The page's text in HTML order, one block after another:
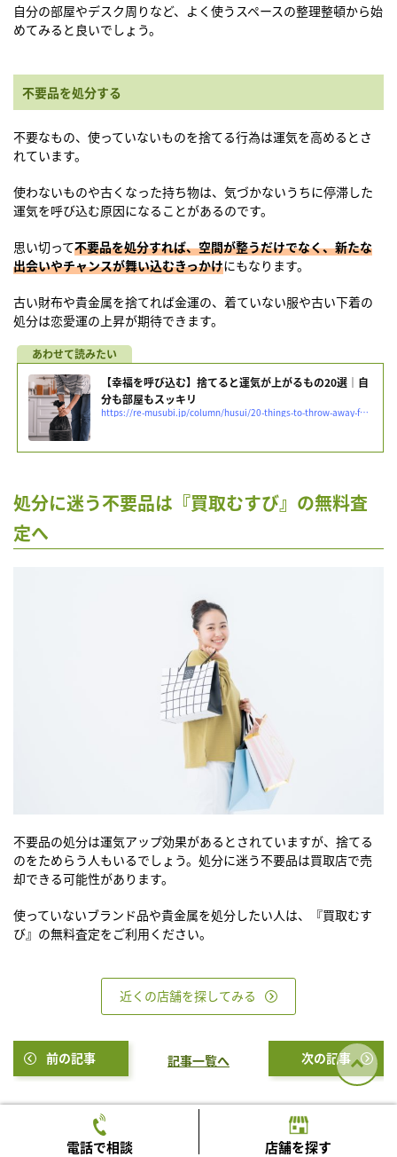
自分の部屋やデスク周りなど、よく使うスペースの整理整頓から始
めてみると良いでしょう。
不要品を処分する
不要なもの、使っていないものを捨てる行為は運気を高めるとさ
れています。
使わないものや古くなった持ち物は、気づかないうちに停滞した
運気を呼び込む原因になることがあるのです。
思い切って不要品を処分すれば、空間が整うだけでなく、新たな
出会いやチャンスが舞い込むきっかけにもなります。
古い財布や貴金属を捨てれば金運の、着ていない服や古い下着の
処分は恋愛運の上昇が期待できます。
【幸福を呼び込む】捨てると運気が上がるもの20選｜自
分も部屋もスッキリ
https://re-musubi.jp/column/husui/20-things-to-throw-away-for-luck
処分に迷う不要品は『買取むすび』の無料査
定へ
不要品の処分は運気アップ効果があるとされていますが、捨てる
のをためらう人もいるでしょう。処分に迷う不要品は買取店で売
却できる可能性があります。
使っていないブランド品や貴金属を処分したい人は、『買取むす
び』の無料査定をご利用ください。
近くの店舗を探してみる
前の記事 記事一覧へ 次の記事
電話で相談 店舗を探す